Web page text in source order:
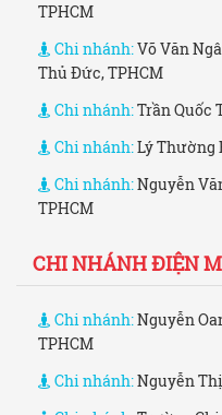
TPHCM
Chi nhánh:Võ Văn
Thủ Đức, TPHCM
Chi nhánh:Trần Quốc
Chi nhánh:Lý Thường
Chi nhánh:Nguyễn
TPHCM
CHI NHÁNH ĐIỆN
Chi nhánh:Nguyễn
TPHCM
Chi nhánh:Nguyễn